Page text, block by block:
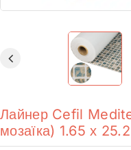
Лайнер Cefil
мозаїка) 1.65 х